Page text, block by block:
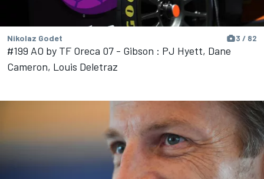
Nikolaz Godet 3 / 82
#199 AO by TF Oreca 07 - Gibson : PJ Hyett, Dane
Cameron, Louis Deletraz